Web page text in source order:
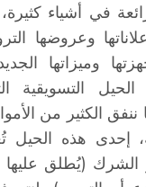
في أشياء
وعروضها
وميزاتها
التسويقية
ننفق الكثير من
إحدى هذه الحيل
الشرك (يُطلق عليها